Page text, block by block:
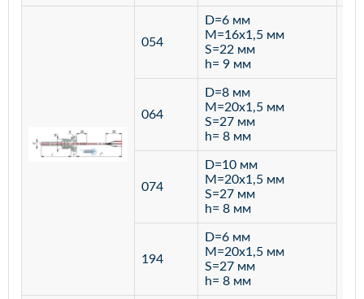
054
D=6 мм
M=16х1,5 мм
S=22 мм
h= 9 мм
064
D=8 мм
M=20х1,5 мм
S=27 мм
h= 8 мм
074
D=10 мм
M=20х1,5 мм
S=27 мм
h= 8 мм
194
D=6 мм
M=20х1,5 мм
S=27 мм
h= 8 мм